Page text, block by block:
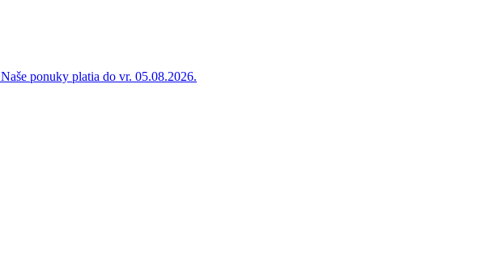
Naše ponuky platia do vr. 05.08.2026.